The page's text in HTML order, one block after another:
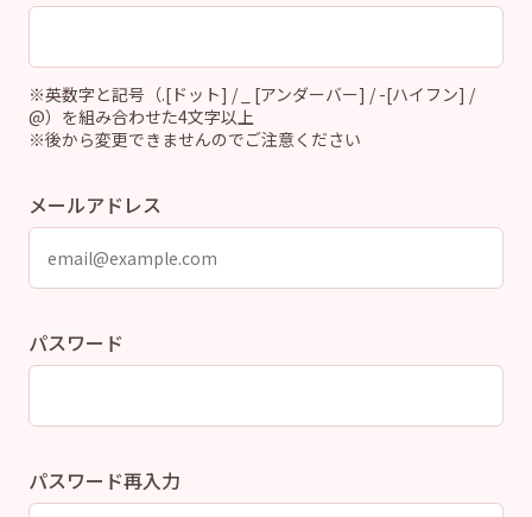
※英数字と記号（.[ドット] / _ [アンダーバー] / -[ハイフン] /
@）を組み合わせた4文字以上
※後から変更できませんのでご注意ください
メールアドレス
パスワード
パスワード再入力